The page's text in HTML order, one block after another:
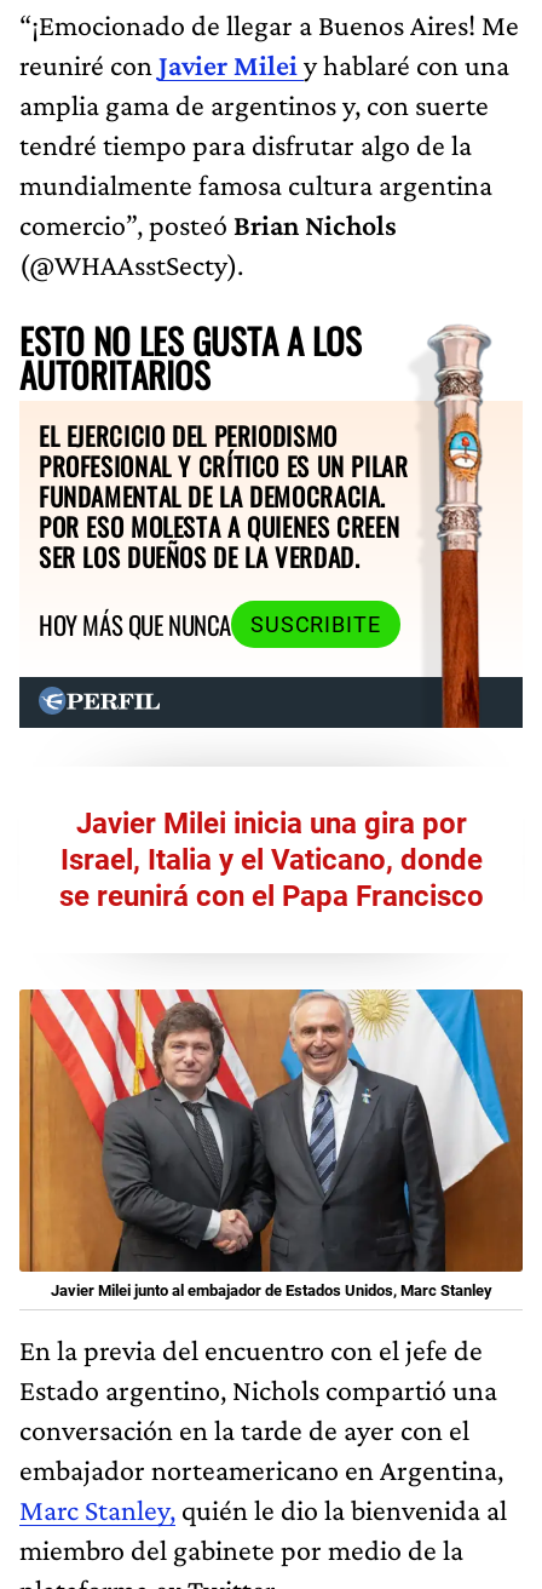
“¡Emocionado de llegar a Buenos Aires! Me
reuniré con Javier Milei y hablaré con una
amplia gama de argentinos y, con suerte
tendré tiempo para disfrutar algo de la
mundialmente famosa cultura argentina
comercio”, posteó Brian Nichols
(@WHAAsstSecty).
ESTO NO LES GUSTA A LOS
AUTORITARIOS
EL EJERCICIO DEL PERIODISMO
PROFESIONAL Y CRÍTICO ES UN PILAR
FUNDAMENTAL DE LA DEMOCRACIA.
POR ESO MOLESTA A QUIENES CREEN
SER LOS DUEÑOS DE LA VERDAD.
HOY MÁS QUE NUNCA
SUSCRIBITE
Javier Milei inicia una gira por
Israel, Italia y el Vaticano, donde
se reunirá con el Papa Francisco
Javier Milei junto al embajador de Estados Unidos, Marc Stanley
En la previa del encuentro con el jefe de
Estado argentino, Nichols compartió una
conversación en la tarde de ayer con el
embajador norteamericano en Argentina,
Marc Stanley, quién le dio la bienvenida al
miembro del gabinete por medio de la